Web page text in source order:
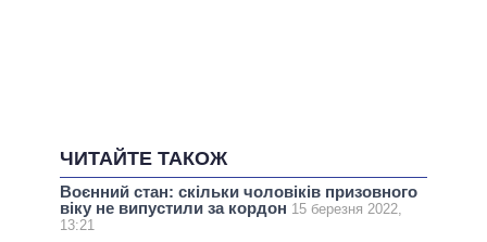
ЧИТАЙТЕ ТАКОЖ
Воєнний стан: скільки чоловіків призовного
віку не випустили за кордон 15 березня 2022,
13:21